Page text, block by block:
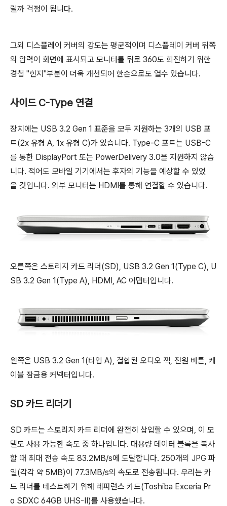
릴까 걱정이 됩니다.
그외 디스플레이 커버의 강도는 평균적이며 디스플레이 커버 뒤쪽
의 압력이 화면에 표시되고 모니터를 뒤로 360도 회전하기 위한
경첩 "힌지"부분이 더욱 개선되어 한손으로도 열수 있습니다.
사이드 C-Type 연결
장치에는 USB 3.2 Gen 1 표준을 모두 지원하는 3개의 USB 포
트(2x 유형 A, 1x 유형 C)가 있습니다. Type-C 포트는 USB-C
를 통한 DisplayPort 또는 PowerDelivery 3.0을 지원하지 않습
니다. 적어도 모바일 기기에서는 후자의 기능을 예상할 수 있었
을 것입니다. 외부 모니터는 HDMI를 통해 연결할 수 있습니다.
오른쪽은 스토리지 카드 리더(SD), USB 3.2 Gen 1(Type C), U
SB 3.2 Gen 1(Type A), HDMI, AC 어댑터입니다.
왼쪽은 USB 3.2 Gen 1(타입 A), 결합된 오디오 잭, 전원 버튼, 케
이블 잠금용 커넥터입니다.
SD 카드 리더기
SD 카드는 스토리지 카드 리더에 완전히 삽입할 수 있으며, 이 모
델도 사용 가능한 속도 중 하나입니다. 대용량 데이터 블록을 복사
할 때 최대 전송 속도 83.2MB/s에 도달합니다. 250개의 JPG 파
일(각각 약 5MB)이 77.3MB/s의 속도로 전송됩니다. 우리는 카
드 리더를 테스트하기 위해 레퍼런스 카드(Toshiba Exceria Pr
o SDXC 64GB UHS-II)를 사용했습니다.